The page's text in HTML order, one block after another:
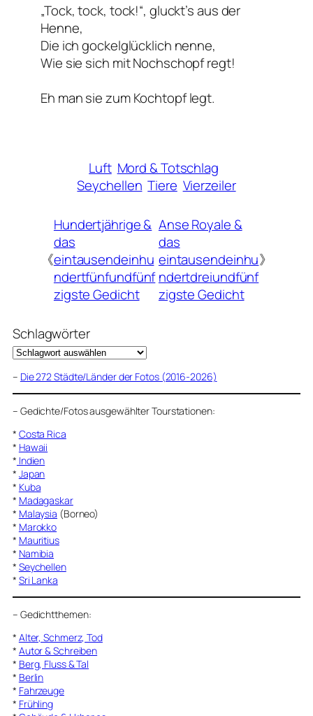
„Tock, tock, tock!“, gluckt’s aus der
Henne,
Die ich gockelglücklich nenne,
Wie sie sich mit Nochschopf regt!
Eh man sie zum Kochtopf legt.
Luft Mord & Totschlag
Seychellen Tiere Vierzeiler
《
Hundertjährige &
das
eintausendeinhu
ndertfünfundfünf
zigste Gedicht
Anse Royale &
das
eintausendeinhu
ndertdreiundfünf
zigste Gedicht
》
Schlagwörter
– Die 272 Städte/Länder der Fotos (2016-2026)
– Gedichte/Fotos ausgewählter Tourstationen:
* Costa Rica
* Hawaii
* Indien
* Japan
* Kuba
* Madagaskar
* Malaysia (Borneo)
* Marokko
* Mauritius
* Namibia
* Seychellen
* Sri Lanka
– Gedichtthemen:
* Alter, Schmerz, Tod
* Autor & Schreiben
* Berg, Fluss & Tal
* Berlin
* Fahrzeuge
* Frühling